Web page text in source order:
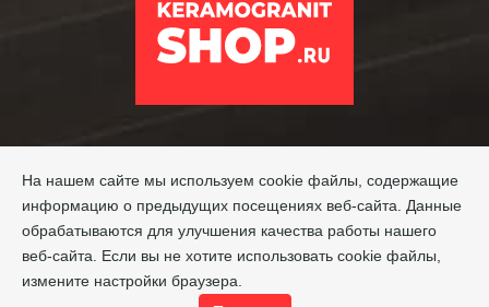
На нашем сайте мы используем cookie файлы, содержащие
информацию о предыдущих посещениях веб-сайта. Данные
обрабатываются для улучшения качества работы нашего
веб-сайта. Если вы не хотите использовать cookie файлы,
измените настройки браузера.